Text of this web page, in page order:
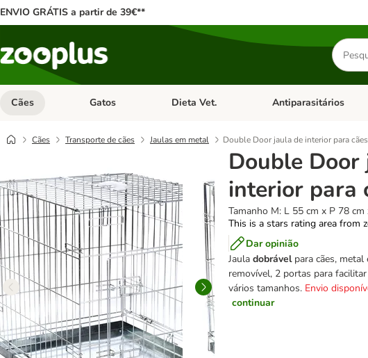
ENVIO GRÁTIS a partir de 39€**
Pesquisar
Cães Abrir menu de categoria: Cães
Gatos Abrir menu de categoria: Gatos
Dieta Vet. Abrir menu de
Antiparasitários
Cães Transporte de cães Jaulas em metal Double Door jaula de interior para cães
Double Door
interior para
Tamanho M: L 55 cm x P 78 cm
This is a stars rating area from
Dar opinião
Jaula dobrávelpara cães, metal
removível, 2 portas para
vários tamanhos. Envio
continuar